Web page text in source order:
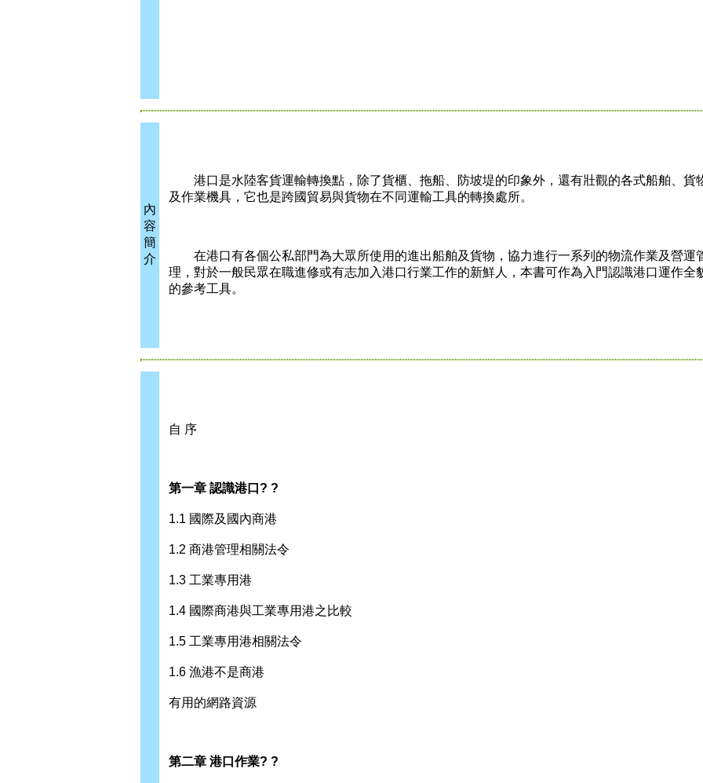
內
容
簡
介
港口是水陸客貨運輸轉換點，除了貨櫃、拖船、防坡堤的印象外，還有壯觀的各式船舶、貨
及作業機具，它也是跨國貿易與貨物在不同運輸工具的轉換處所。
在港口有各個公私部門為大眾所使用的進出船舶及貨物，協力進行一系列的物流作業及營運
理，對於一般民眾在職進修或有志加入港口行業工作的新鮮人，本書可作為入門認識港口運作全
的參考工具。
自 序
第一章 認識港口? ?
1.1 國際及國內商港
1.2 商港管理相關法令
1.3 工業專用港
1.4 國際商港與工業專用港之比較
1.5 工業專用港相關法令
1.6 漁港不是商港
有用的網路資源
第二章 港口作業? ?